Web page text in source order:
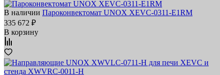
В наличии Пароконвектомат UNOX XEVC-0311-E1RM
335 672 ₽
В корзину